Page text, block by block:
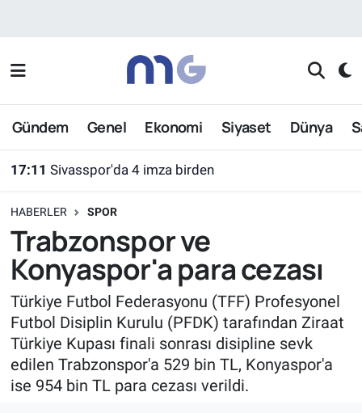
Gündem Genel Ekonomi Siyaset Dünya
17:11 Sivasspor'da 4 imza birden
HABERLER SPOR
Trabzonspor ve
Konyaspor'a para cezası
Türkiye Futbol Federasyonu (TFF) Profesyonel
Futbol Disiplin Kurulu (PFDK) tarafından Ziraat
Türkiye Kupası finali sonrası disipline sevk
edilen Trabzonspor'a 529 bin TL, Konyaspor'a
ise 954 bin TL para cezası verildi.
Nöbetçi Eczaneler
Hava Durumu
Süper Lig Puan Durumu ve Fikstür
Tüm Manşetler
Son Dakika Haberleri
Haber Arşivi